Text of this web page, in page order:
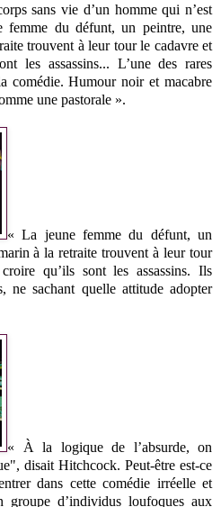
sans vie d’un homme qui n’est
femme du défunt, un peintre, une
trouvent à leur tour le cadavre et
les assassins... L’une des rares
comédie. Humour noir et macabre
une pastorale ».
« La jeune femme du défunt, un
à la retraite trouvent à leur tour
qu’ils sont les assassins. Ils
ne sachant quelle attitude adopter
« À la logique de l’absurde, on
disait Hitchcock. Peut-être est-ce
dans cette comédie irréelle et
groupe d’individus loufoques aux